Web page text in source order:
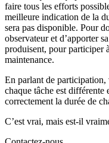
faire tous les efforts
meilleure indication de la
sera pas disponible. Pour
observateur et d’apporter
produisent, pour participer
maintenance.
En parlant de participation,
chaque tâche est différente
correctement la durée de
C’est vrai, mais est-il